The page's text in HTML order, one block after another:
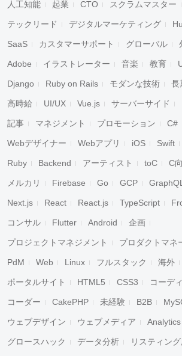
人工知能 起業 CTO スクラムマスター
テックリード デジタルマーケティング
SaaS カスタマーサポート グローバル
Adobe イラストレーター 音楽 教育
Django Ruby on Rails モダンな技術 長
高時給 UI/UX Vue.js サーバーサイド
記事 マネジメント プロモーション C#
Webデザイナー Webアプリ iOS Swift
Ruby Backend アーティスト toC C
メルカリ Firebase Go GCP GraphQL
Next.js React React.js TypeScript
コンサル Flutter Android 企画
プロジェクトマネジメント プロダクトマネ
PdM Web Linux フルスタック 海外
ポータルサイト HTML5 CSS3 コーデ
コーダー CakePHP 未経験 B2B
ウェブデザイン ウェブメディア Analytics
グロースハック データ分析 リスティン